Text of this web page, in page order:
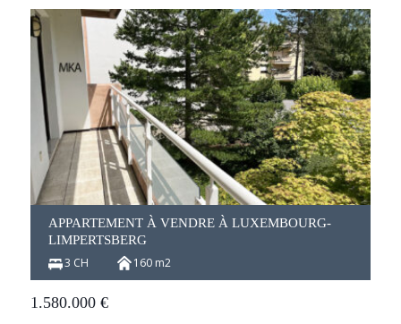
APPARTEMENT À VENDRE À LUXEMBOURG-
LIMPERTSBERG
3 CH 160 m2
1.580.000€